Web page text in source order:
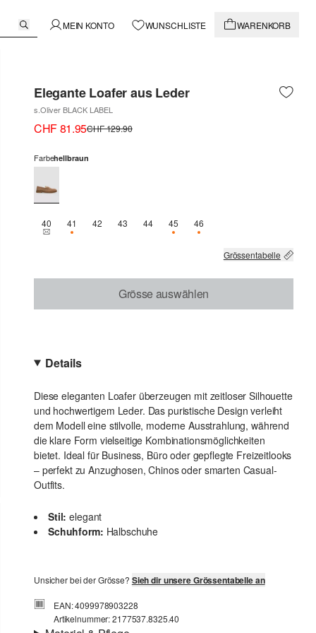
MEIN KONTO WUNSCHLISTE WARENKORB
Elegante Loafer aus Leder
s.Oliver BLACK LABEL
CHF 81.95CHF 129.90
Farbehellbraun
40THIS SIZE IS CURRENTLY OUT OF STOCK
41NUR 3 VERFÜGBAR
42 43 44 45NUR 1 VERFÜGBAR
46NUR 2 VERFÜGBAR
Grössentabelle
Grösse auswählen
Details
Diese eleganten Loafer überzeugen mit zeitloser Silhouette
und hochwertigem Leder. Das puristische Design verleiht
dem Modell eine stilvolle, moderne Ausstrahlung, während
die klare Form vielseitige Kombinationsmöglichkeiten
bietet. Ideal für Business, Büro oder gepflegte Freizeitlooks
– perfekt zu Anzughosen, Chinos oder smarten Casual-
Outfits.
Stil: elegant
Schuhform: Halbschuhe
Unsicher bei der Grösse? Sieh dir unsere Grössentabelle an
EAN: 4099978903228
Artikelnummer: 2177537.8325.40